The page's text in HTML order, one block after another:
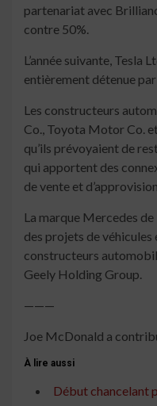
partenariat avec
contre 50%.
L’année suivante, Tesla
entièrement détenue
Les constructeurs
Co., Toyota Motor Co.
qu’ils prévoyaient de
qui apportent des
de vente et
La marque Mercedes
des projets de
constructeurs
Geely Holding Group.
———
Joe McDonald a
À lire aussi
Début chancelant